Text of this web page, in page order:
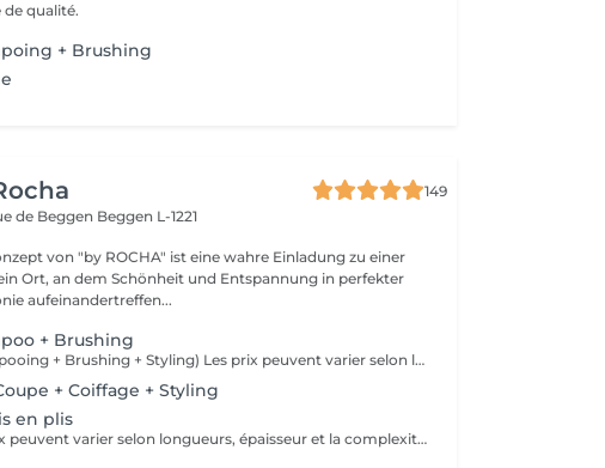
de qualité.
+ Brushing
149
de Beggen Beggen L-1221
von "by ROCHA" ist eine wahre Einladung zu einer
Ort, an dem Schönheit und Entspannung in perfekter
aufeinandertreffen...
+ Brushing
(Shampooing + Brushing + Styling) Les prix peuvent varier selon longueurs, épaisseur et la complexité du travail.
+ Coiffage + Styling
en plis
Les prix peuvent varier selon longueurs, épaisseur et la complexité du travail.